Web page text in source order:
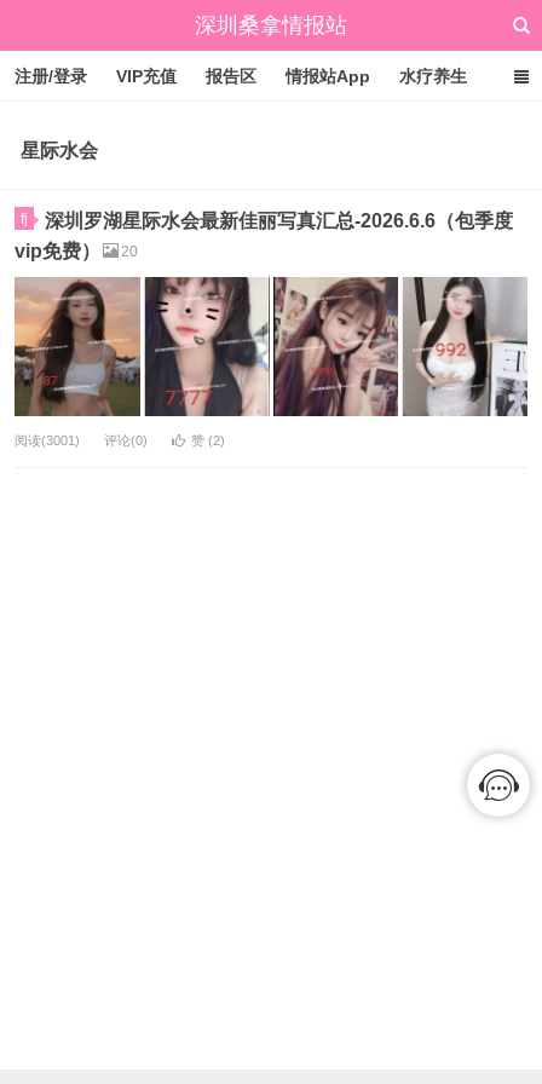
深圳桑拿情报站
注册/登录 VIP充值 报告区 情报站App 水疗养生
星际水会
fj
深圳罗湖星际水会最新佳丽写真汇总-2026.6.6（包季度
vip免费）
20
阅读(3001) 评论(0) 赞 (2)